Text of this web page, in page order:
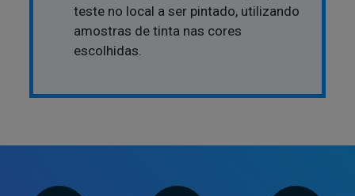
teste no local a ser pintado, utilizando
amostras de tinta nas cores
escolhidas.